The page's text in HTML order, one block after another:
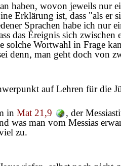
haben, wovon jeweils nur
Erklärung ist, dass "als er
Sprachen habe ich nur
das Ereignis sich zwischen
Wortwahl in Frage
denn, man geht doch von
auf Lehren für die
in Mat 21,9
, der
was man vom Messias
zu.